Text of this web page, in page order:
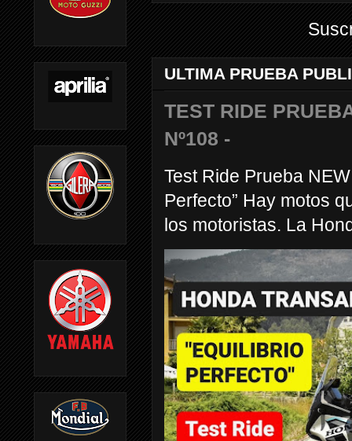
ULTIMA PRUEBA
TEST RIDE
Nº108 -
Test Ride Prueba
Perfecto” Hay motos
los motoristas. La